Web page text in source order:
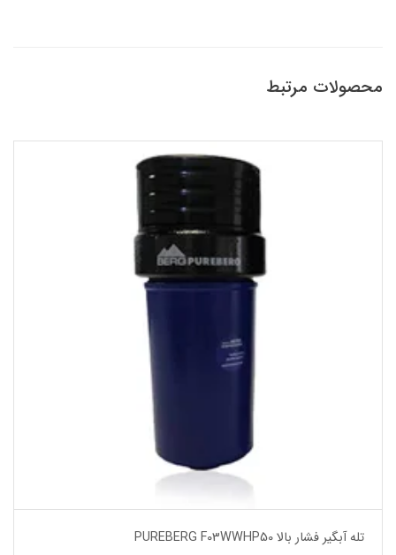
محصولات مرتبط
تله آبگیر فشار بالا PUREBERG F03WWHP50